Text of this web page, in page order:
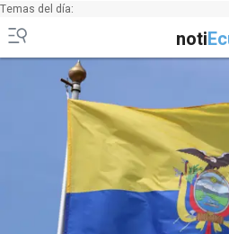
Temas del día:
noti